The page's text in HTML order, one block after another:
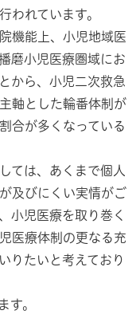
われています。
機能上、小児地域医
磨小児医療圏域にお
から、小児二次救急
軸とした輪番体制が
合が多くなっている
ては、あくまで個人
及びにくい実情がご
小児医療を取り巻く
医療体制の更なる充
りたいと考えており
す。